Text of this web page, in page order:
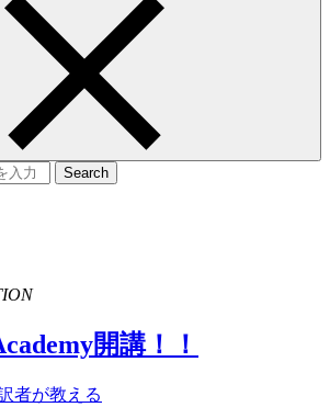
開講！！
者が教える